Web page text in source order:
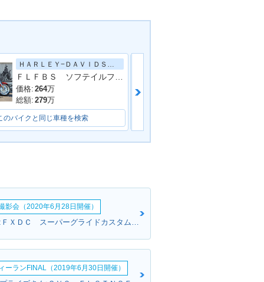
ＨＡＲＬＥＹ−ＤＡＶＩＤＳＯＮ
価格: 264万
総額: 279万
のバイクと同じ車種を検索
影会（2020年6月28日開催）
ーランFINAL（2019年6月30日開催）